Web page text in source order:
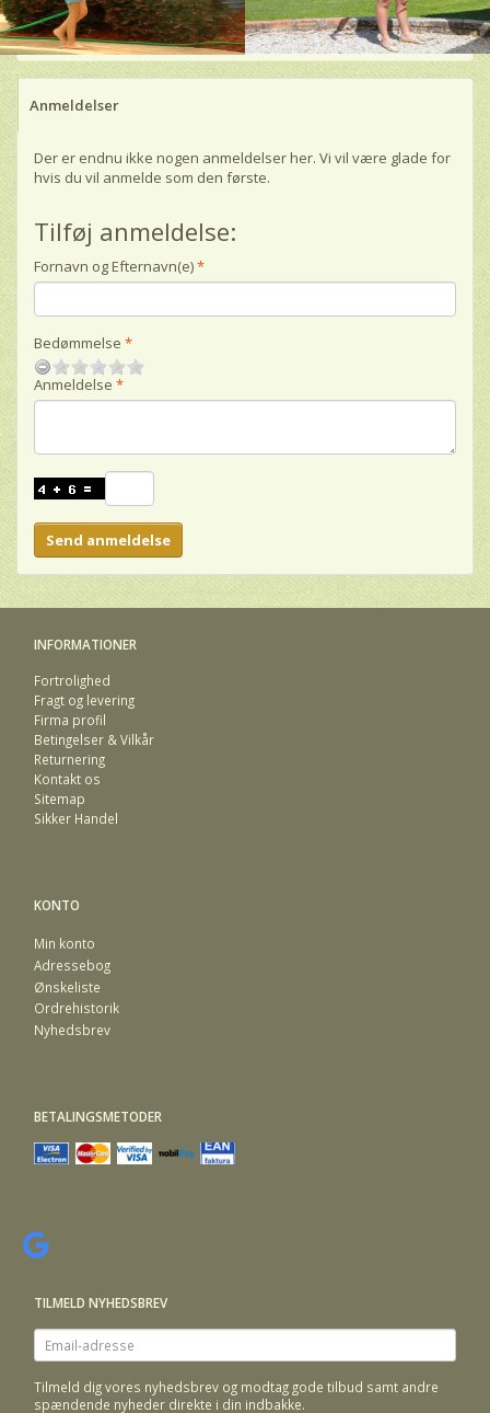
Anmeldelser
Der er endnu ikke nogen anmeldelser her. Vi vil være glade for
hvis du vil anmelde som den første.
Tilføj anmeldelse:
Fornavn og Efternavn(e)
Bedømmelse
Anmeldelse
Send anmeldelse
INFORMATIONER
Fortrolighed
Fragt og levering
Firma profil
Betingelser & Vilkår
Returnering
Kontakt os
Sitemap
Sikker Handel
KONTO
Min konto
Adressebog
Ønskeliste
Ordrehistorik
Nyhedsbrev
BETALINGSMETODER
TILMELD NYHEDSBREV
Email-
adresse
Tilmeld dig vores nyhedsbrev og modtag gode tilbud samt andre
spændende nyheder direkte i din indbakke.